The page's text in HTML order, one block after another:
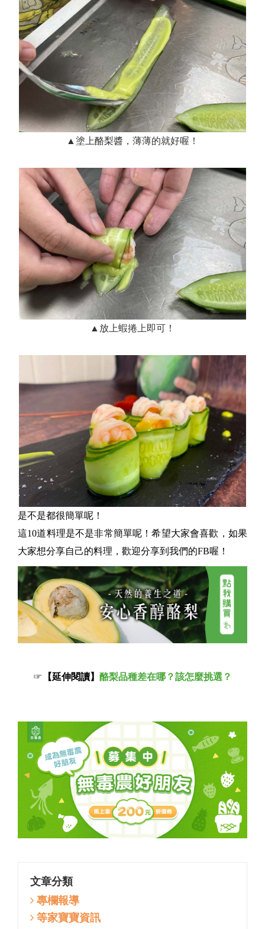
▲塗上酪梨醬，薄薄的就好喔！
▲放上蝦捲上即可！
是不是都很簡單呢！
這10道料理是不是非常簡單呢！希望大家會喜歡，如果
大家想分享自己的料理，歡迎分享到我們的FB喔！
☞ 【延伸閱讀】 酪梨品種差在哪？該怎麼挑選？
文章分類
專欄報導
等家寶寶資訊